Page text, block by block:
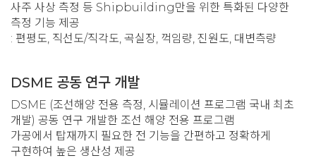
사주 사상 측정 등 Shipbuilding만을 위한 특화된 다양한
측정 기능 제공
: 편평도, 직선도/직각도, 곡실장, 꺽임량, 진원도, 대변측량
DSME 공동 연구 개발
DSME (조선해양 전용 측정, 시뮬레이션 프로그램 국내 최초
개발) 공동 연구 개발한 조선 해양 전용 프로그램
가공에서 탑재까지 필요한 전 기능을 간편하고 정확하게
구현하여 높은 생산성 제공